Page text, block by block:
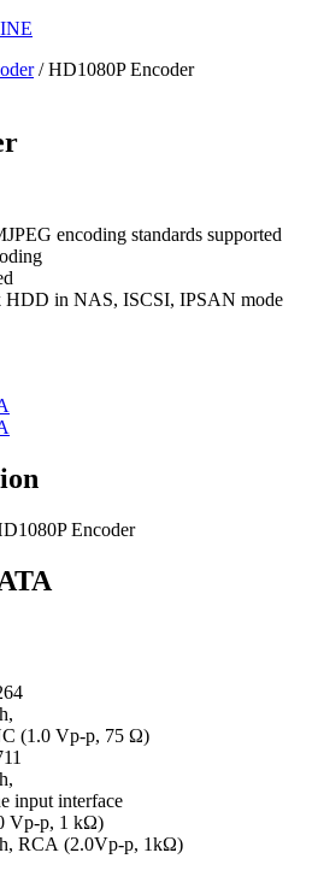
/ HD1080P Encoder
encoding standards supported
HDD in NAS, ISCSI, IPSAN mode
Encoder
(1.0 Vp-p, 75 Ω)
input interface
Vp-p, 1 kΩ)
RCA (2.0Vp-p, 1kΩ)